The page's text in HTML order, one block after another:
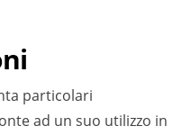
particolari
ad un suo utilizzo in